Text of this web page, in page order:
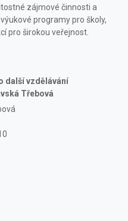
zájmové činnosti a
programy pro školy,
pro širokou veřejnost.
další vzdělávání
Třebová